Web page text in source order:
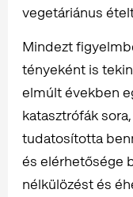
vegetáriánus
Mindezt
tényeként is
elmúlt években
katasztrófák
tudatosította
és elérhetősége
nélkülözést és